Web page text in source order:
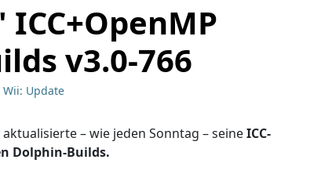
v3.0-766
Wii: Update
aktualisierte – wie jeden Sonntag – seineICC-
Dolphin-Builds.